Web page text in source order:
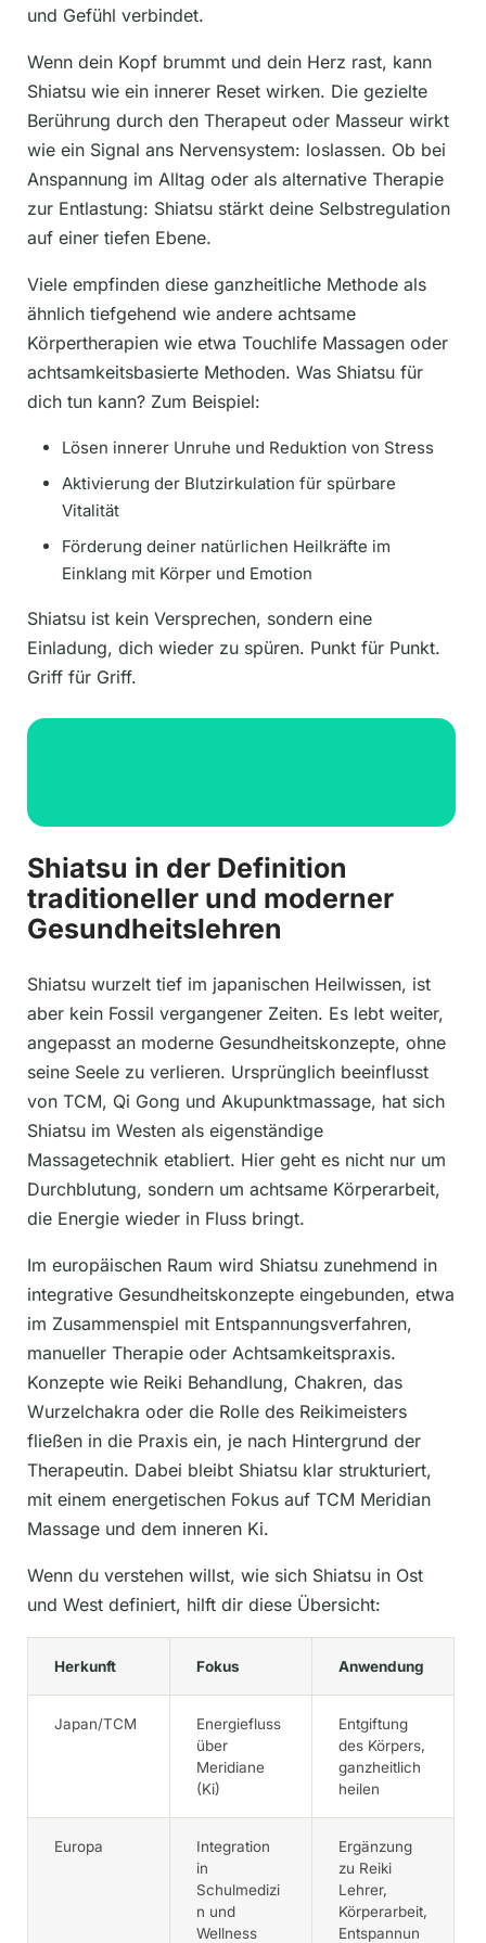
und Gefühl verbindet.
Wenn dein Kopf brummt und dein Herz rast, kann
Shiatsu wie ein innerer Reset wirken. Die gezielte
Berührung durch den Therapeut oder Masseur wirkt
wie ein Signal ans Nervensystem: loslassen. Ob bei
Anspannung im Alltag oder als alternative Therapie
zur Entlastung: Shiatsu stärkt deine Selbstregulation
auf einer tiefen Ebene.
Viele empfinden diese ganzheitliche Methode als
ähnlich tiefgehend wie andere achtsame
Körpertherapien wie etwa Touchlife Massagen oder
achtsamkeitsbasierte Methoden. Was Shiatsu für
dich tun kann? Zum Beispiel:
Lösen innerer Unruhe und Reduktion von Stress
Aktivierung der Blutzirkulation für spürbare
Vitalität
Förderung deiner natürlichen Heilkräfte im
Einklang mit Körper und Emotion
Shiatsu ist kein Versprechen, sondern eine
Einladung, dich wieder zu spüren. Punkt für Punkt.
Griff für Griff.
Shiatsu in der Definition
traditioneller und moderner
Gesundheitslehren
Shiatsu wurzelt tief im japanischen Heilwissen, ist
aber kein Fossil vergangener Zeiten. Es lebt weiter,
angepasst an moderne Gesundheitskonzepte, ohne
seine Seele zu verlieren. Ursprünglich beeinflusst
von TCM, Qi Gong und Akupunktmassage, hat sich
Shiatsu im Westen als eigenständige
Massagetechnik etabliert. Hier geht es nicht nur um
Durchblutung, sondern um achtsame Körperarbeit,
die Energie wieder in Fluss bringt.
Im europäischen Raum wird Shiatsu zunehmend in
integrative Gesundheitskonzepte eingebunden, etwa
im Zusammenspiel mit Entspannungsverfahren,
manueller Therapie oder Achtsamkeitspraxis.
Konzepte wie Reiki Behandlung, Chakren, das
Wurzelchakra oder die Rolle des Reikimeisters
fließen in die Praxis ein, je nach Hintergrund der
Therapeutin. Dabei bleibt Shiatsu klar strukturiert,
mit einem energetischen Fokus auf TCM Meridian
Massage und dem inneren Ki.
Wenn du verstehen willst, wie sich Shiatsu in Ost
und West definiert, hilft dir diese Übersicht:
Herkunft Fokus Anwendung
Japan/TCM
Energiefluss
über
Meridiane
(Ki)
Entgiftung
des Körpers,
ganzheitlich
heilen
Europa
Integration
in
Schulmedizi
n und
Wellness
Ergänzung
zu Reiki
Lehrer,
Körperarbeit,
Entspannun